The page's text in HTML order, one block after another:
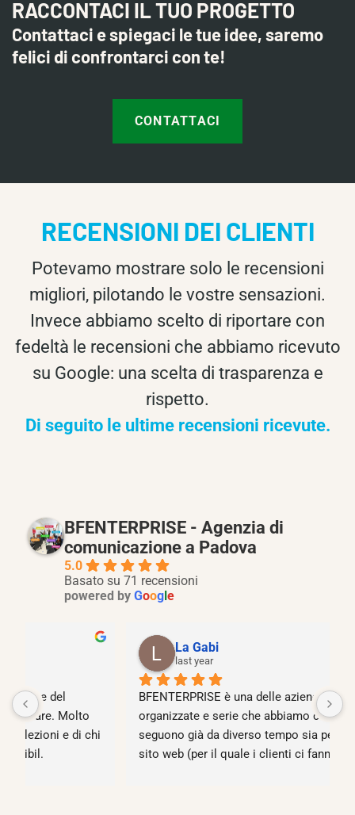
RACCONTACI IL TUO PROGETTO
Contattaci e spiegaci le tue idee, saremo
felici di confrontarci con te!
CONTATTACI
RECENSIONI DEI CLIENTI
Potevamo mostrare solo le recensioni
migliori, pilotando le vostre sensazioni.
Invece abbiamo scelto di riportare con
fedeltà le recensioni che abbiamo ricevuto
su Google: una scelta di trasparenza e
rispetto.
Di seguito le ultime recensioni ricevute.
BFENTERPRISE - Agenzia di
comunicazione a Padova
5.0
Basato su 71 recensioni
powered by Google
La Gabi
BFENTERPRISE è una delle aziende meglio
organizzate e serie che abbiamo conosciuto, ci
seguono già da diverso tempo sia per il nostro
sito web (per il quale i clienti ci fanno i